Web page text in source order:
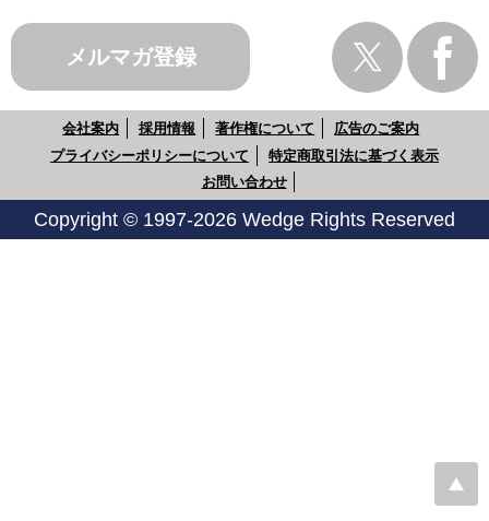
メルマガ登録
会社案内 採用情報 著作権について
広告のご案内
プライバシーポリシーについて
特定商取引法に基づく表示
お問い合わせ
Copyright © 1997-2026 Wedge Rights Reserved